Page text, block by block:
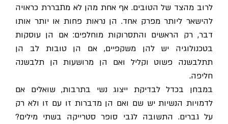
לרוב מהצד של הטובים. אף אחת מהן לא מתבררת כראויה
להישאר ליותר מפרק אחד. הן נראות פחות או יותר אותו
דבר, רק הראשים והתסרוקות מוחלפים: אם הן עוסקות
בטכנולוגיה יש להן משקפיים, אם הן טובות לב הן
תתלבשנה פשוט וקליל ואם הן מרושעות הן תלבשנה
חליפה.
במבחן בכדל לבדיקת ייצוג נשי בתרבות, שואלים אם
לדמויות הנשיות יש שם ואם הן מדברות זו עם זו ולא רק
על גברים. התשובה לגבי סופר סטרייקה בשתי מילים?